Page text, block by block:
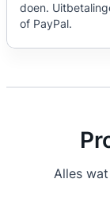
doen.
of PayPal.
Alles